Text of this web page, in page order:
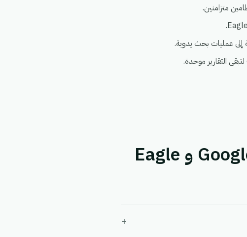
أسئلة شائعة حول التكامل بين Google Calendar و Eagle
+